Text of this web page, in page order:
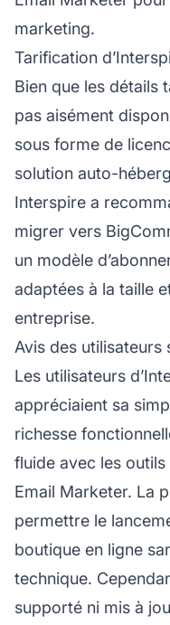
marketing.
Tarification
Bien que les détails
pas aisément
sous forme de
solution auto-
Interspire a
migrer vers
un modèle
adaptées à la taille
entreprise.
Avis des
Les utilisateurs
appréciaient sa
richesse
fluide avec les outils
Email Marketer. La
permettre le
boutique en ligne
technique.
supporté ni mis à